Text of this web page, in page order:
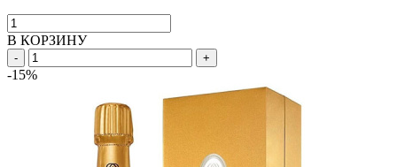
В КОРЗИНУ
- +
-15%